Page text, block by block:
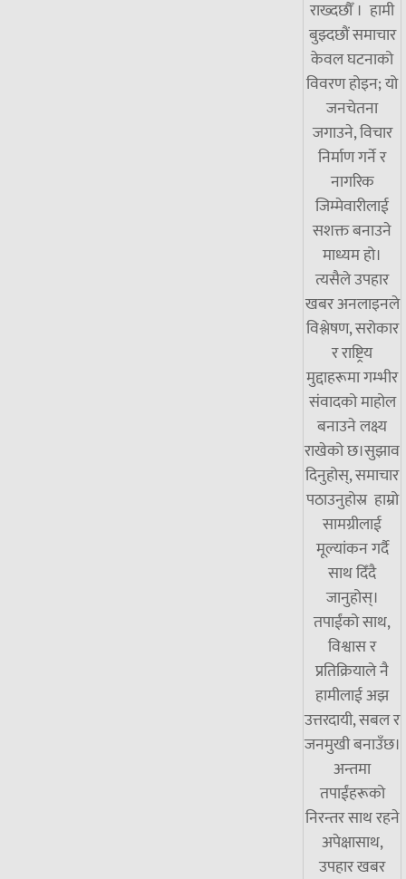
राख्दछौँ । हामी
बुझ्दछौं समाचार
केवल घटनाको
विवरण होइन; यो
जनचेतना
जगाउने, विचार
निर्माण गर्ने र
नागरिक
जिम्मेवारीलाई
सशक्त बनाउने
माध्यम हो।
त्यसैले उपहार
खबर अनलाइनले
विश्लेषण, सरोकार
र राष्ट्रिय
मुद्दाहरूमा गम्भीर
संवादको माहोल
बनाउने लक्ष्य
राखेको छ।सुझाव
दिनुहोस्, समाचार
पठाउनुहोस्र हाम्रो
सामग्रीलाई
मूल्यांकन गर्दै
साथ दिँदै
जानुहोस्।
तपाईंको साथ,
विश्वास र
प्रतिक्रियाले नै
हामीलाई अझ
उत्तरदायी, सबल र
जनमुखी बनाउँछ।
अन्तमा
तपाईंहरूको
निरन्तर साथ रहने
अपेक्षासाथ,
उपहार खबर